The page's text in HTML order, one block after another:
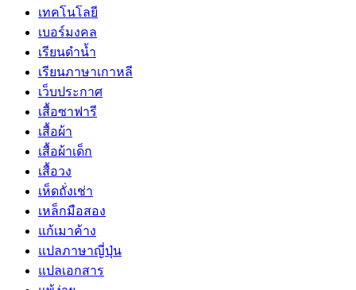
เทคโนโลยี
เบอร์มงคล
เรียนดำน้ำ
เรียนภาษาเกาหลี
เว็บประกาศ
เสื้อซาฟารี
เสื้อผ้า
เสื้อผ้าเด็ก
เสื้อวง
เห็ดถั่งเช่า
เหล็กมือสอง
แก้เมาค้าง
แปลภาษาญี่ปุ่น
แปลเอกสาร